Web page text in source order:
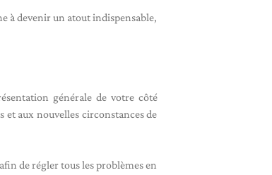
à devenir un atout indispensable,
générale de votre côté
et aux nouvelles circonstances de
de régler tous les problèmes en